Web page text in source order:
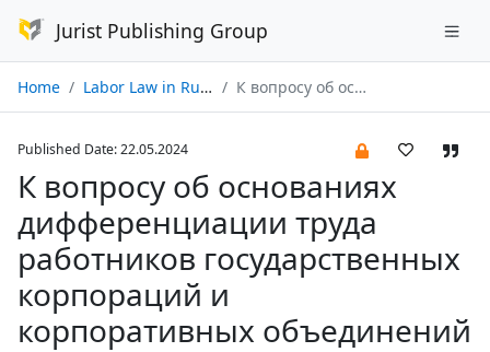
Jurist Publishing Group
Home Labor Law in Russia and Abroad № 02/2024 К вопросу об основаниях дифференциации труда работников государственных корпораций и корпоративных объединений
Published Date: 22.05.2024
К вопросу об основаниях
дифференциации труда
работников государственных
корпораций и
корпоративных объединений